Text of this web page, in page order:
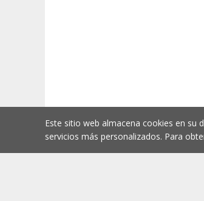
Este sitio web almacena cookies en su
servicios más personalizados. Para